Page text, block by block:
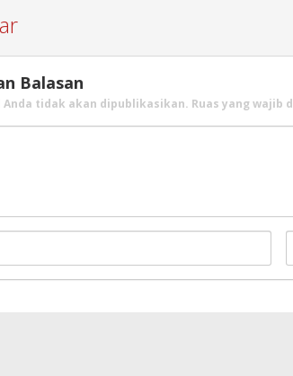
Balasan
tidak akan dipublikasikan. Ruas yang wajib